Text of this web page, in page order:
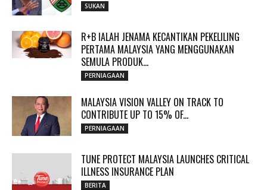
SUKAN
R+B IALAH JENAMA KECANTIKAN PEKELILING
PERTAMA MALAYSIA YANG MENGGUNAKAN
SEMULA PRODUK...
PERNIAGAAN
MALAYSIA VISION VALLEY ON TRACK TO
CONTRIBUTE UP TO 15% OF...
PERNIAGAAN
TUNE PROTECT MALAYSIA LAUNCHES CRITICAL
ILLNESS INSURANCE PLAN
BERITA